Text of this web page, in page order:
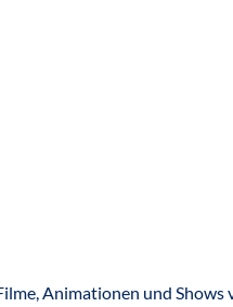
Animationen und